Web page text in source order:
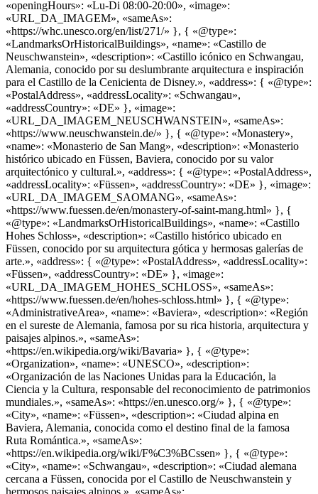
«openingHours»: «Lu-Di 08:00-20:00», «image»:
«URL_DA_IMAGEM», «sameAs»:
«https://whc.unesco.org/en/list/271/» }, { «@type»:
«LandmarksOrHistoricalBuildings», «name»: «Castillo de
Neuschwanstein», «description»: «Castillo icónico en Schwangau,
Alemania, conocido por su deslumbrante arquitectura e inspiración
para el Castillo de la Cenicienta de Disney.», «address»: { «@type»:
«PostalAddress», «addressLocality»: «Schwangau»,
«addressCountry»: «DE» }, «image»:
«URL_DA_IMAGEM_NEUSCHWANSTEIN», «sameAs»:
«https://www.neuschwanstein.de/» }, { «@type»: «Monastery»,
«name»: «Monasterio de San Mang», «description»: «Monasterio
histórico ubicado en Füssen, Baviera, conocido por su valor
arquitectónico y cultural.», «address»: { «@type»: «PostalAddress»,
«addressLocality»: «Füssen», «addressCountry»: «DE» }, «image»:
«URL_DA_IMAGEM_SAOMANG», «sameAs»:
«https://www.fuessen.de/en/monastery-of-saint-mang.html» }, {
«@type»: «LandmarksOrHistoricalBuildings», «name»: «Castillo
Hohes Schloss», «description»: «Castillo histórico ubicado en
Füssen, conocido por su arquitectura gótica y hermosas galerías de
arte.», «address»: { «@type»: «PostalAddress», «addressLocality»:
«Füssen», «addressCountry»: «DE» }, «image»:
«URL_DA_IMAGEM_HOHES_SCHLOSS», «sameAs»:
«https://www.fuessen.de/en/hohes-schloss.html» }, { «@type»:
«AdministrativeArea», «name»: «Baviera», «description»: «Región
en el sureste de Alemania, famosa por su rica historia, arquitectura y
paisajes alpinos.», «sameAs»:
«https://en.wikipedia.org/wiki/Bavaria» }, { «@type»:
«Organization», «name»: «UNESCO», «description»:
«Organización de las Naciones Unidas para la Educación, la
Ciencia y la Cultura, responsable del reconocimiento de patrimonios
mundiales.», «sameAs»: «https://en.unesco.org/» }, { «@type»:
«City», «name»: «Füssen», «description»: «Ciudad alpina en
Baviera, Alemania, conocida como el destino final de la famosa
Ruta Romántica.», «sameAs»:
«https://en.wikipedia.org/wiki/F%C3%BCssen» }, { «@type»:
«City», «name»: «Schwangau», «description»: «Ciudad alemana
cercana a Füssen, conocida por el Castillo de Neuschwanstein y